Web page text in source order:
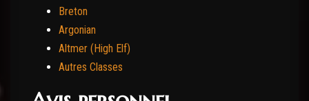
Breton
Argonian
Altmer (High Elf)
Autres Classes